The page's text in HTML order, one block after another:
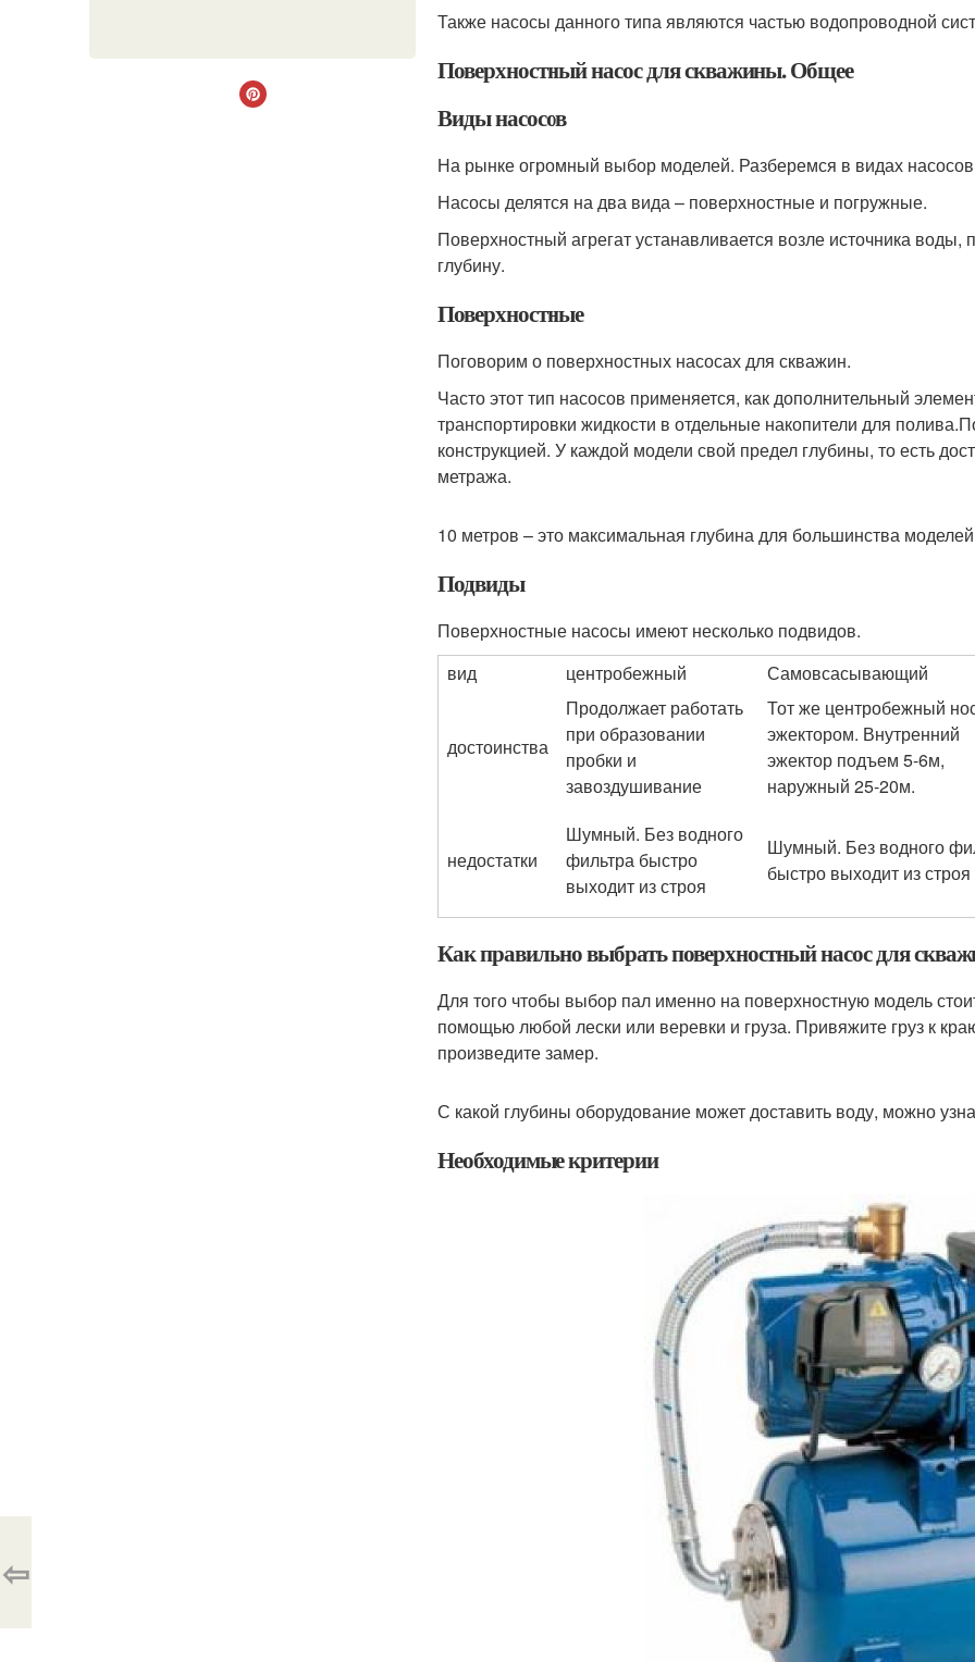
Также насосы данного типа являются частью водопроводной
Поверхностный насос для скважины. Общее
Виды насосов
На рынке огромный выбор моделей. Разберемся в видах
Насосы делятся на два вида – поверхностные и погружные.
Поверхностный агрегат устанавливается возле источника
глубину.
Поверхностные
Поговорим о поверхностных насосах для скважин.
Часто этот тип насосов применяется, как дополнительный
транспортировки жидкости в отдельные накопители для
конструкцией. У каждой модели свой предел глубины, то есть
метража.
10 метров – это максимальная глубина для большинства
Подвиды
Поверхностные насосы имеют несколько подвидов.
вид
центробежный Самовсасывающий
достоинства
Продолжает работать
при образовании
пробки и
завоздушивание
Тот же центробежный
эжектором. Внутренний
эжектор подъем 5-6м,
наружный 25-20м.
недостатки
Шумный. Без водного
фильтра быстро
выходит из строя
Шумный. Без водного
быстро выходит из строя
Как правильно выбрать поверхностный насос для
Для того чтобы выбор пал именно на поверхностную модель
помощью любой лески или веревки и груза. Привяжите груз к
произведите замер.
С какой глубины оборудование может доставить воду, можно
Необходимые критерии
⇦